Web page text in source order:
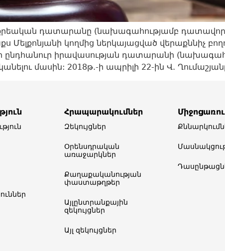
քրեական դատարանը (նախագահությամբ դատավոր
կողմից ներկայացված վերաքննիչ
իրավասության դատարանի
մասին: 2018թ.-ի ապրիլի 22-ին Վ.
Հրապարակումներ
Զեկույցներ
Օրենսդրական
առաջարկներ
Քաղաքականության
փաստաթղթեր
Այլընտրանքային
զեկույցներ
Այլ զեկույցներ